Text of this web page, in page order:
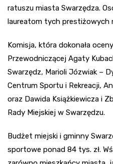
ratuszu miasta Swarzędza.
laureatom tych prestiżowych
Komisja, która dokonała
Przewodniczącej Agaty
Swarzędz, Marioli Józwiak –
Centrum Sportu i Rekreacji,
oraz Dawida Książkiewicza i
Rady Miejskiej w Swarzędzu.
Budżet miejski i gminny
sportowe ponad 84 tys. zł.